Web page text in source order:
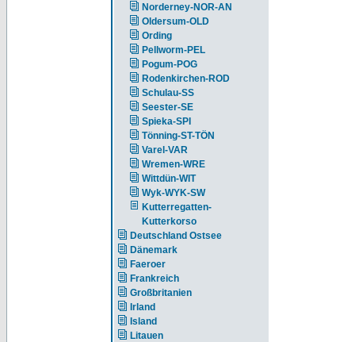
Norderney-NOR-AN
Oldersum-OLD
Ording
Pellworm-PEL
Pogum-POG
Rodenkirchen-ROD
Schulau-SS
Seester-SE
Spieka-SPI
Tönning-ST-TÖN
Varel-VAR
Wremen-WRE
Wittdün-WIT
Wyk-WYK-SW
Kutterregatten-
Kutterkorso
Deutschland Ostsee
Dänemark
Faeroer
Frankreich
Großbritanien
Irland
Island
Litauen